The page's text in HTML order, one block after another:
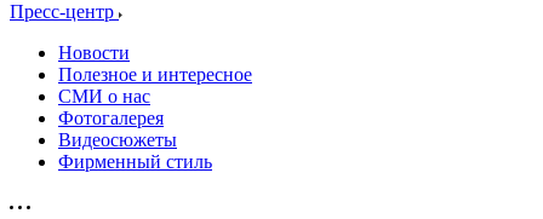
Пресс-центр
Новости
Полезное и интересное
СМИ о нас
Фотогалерея
Видеосюжеты
Фирменный стиль